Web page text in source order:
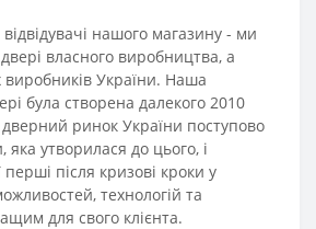
нашого магазину - ми
власного виробництва, а
виробників України. Наша
була створена далекого 2010
ринок України поступово
яка утворилася до цього, і
після кризові кроки у
технологій та
для свого клієнта.